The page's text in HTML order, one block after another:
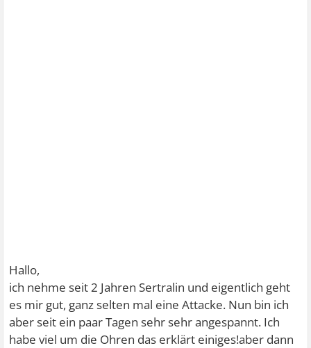
Hallo,
ich nehme seit 2 Jahren Sertralin und eigentlich geht
es mir gut, ganz selten mal eine Attacke. Nun bin ich
aber seit ein paar Tagen sehr sehr angespannt. Ich
habe viel um die Ohren das erklärt einiges!aber dann